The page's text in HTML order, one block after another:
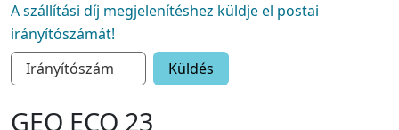
A szállítási díj megjelenítéshez küldje el postai
irányítószámát!
Küldés
GEO ECO 23